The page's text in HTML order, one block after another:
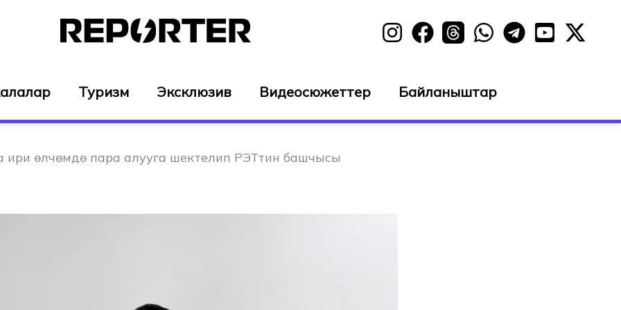
Туризм Эксклюзив Видеосюжеттер Байланыштар
ири өлчөмдө пара алууга шектелип РЭТтин башчысы